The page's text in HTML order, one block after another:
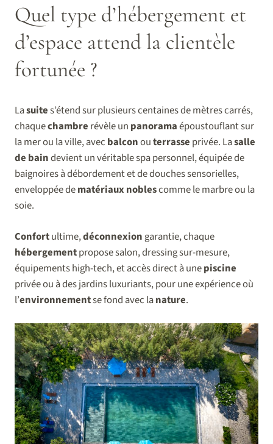
Quel type d’hébergement et
d’espace attend la clientèle
fortunée ?
Lasuites’étend sur plusieurs centaines de mètres carrés,
chaquechambre révèle un panoramaépoustouflant sur
la mer ou la ville, avec balconouterrasse privée. Lasalle
de baindevient un véritable spa personnel, équipée de
baignoires à débordement et de douches sensorielles,
enveloppée dematériaux noblescomme le marbre ou la
soie.
Confortultime,déconnexion garantie, chaque
hébergementpropose salon, dressing sur-mesure,
équipements high-tech, et accès direct à unepiscine
privée ou à des jardins luxuriants, pour une expérience où
l’environnementse fond avec lanature.